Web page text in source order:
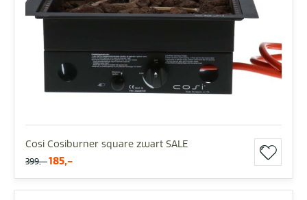
Cosi Cosiburner square zwart SALE
399,- 185,-